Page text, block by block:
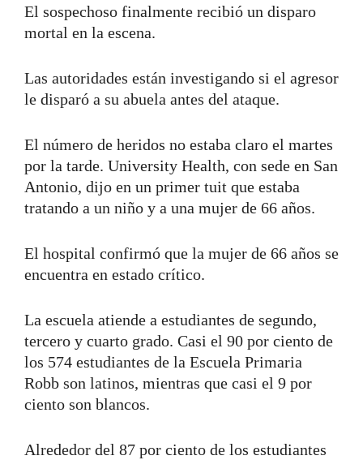
El sospechoso finalmente recibió un disparo
mortal en la escena.
Las autoridades están investigando si el agresor
le disparó a su abuela antes del ataque.
El número de heridos no estaba claro el martes
por la tarde. University Health, con sede en San
Antonio, dijo en un primer tuit que estaba
tratando a un niño y a una mujer de 66 años.
El hospital confirmó que la mujer de 66 años se
encuentra en estado crítico.
La escuela atiende a estudiantes de segundo,
tercero y cuarto grado. Casi el 90 por ciento de
los 574 estudiantes de la Escuela Primaria
Robb son latinos, mientras que casi el 9 por
ciento son blancos.
Alrededor del 87 por ciento de los estudiantes